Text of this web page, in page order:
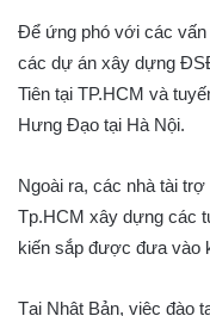
Để ứng phó với các vấn
các dự án xây dựng
Tiên tại TP.HCM và
Hưng Đạo tại Hà Nội.
Ngoài ra, các nhà tài
Tp.HCM xây dựng các
kiến sắp được đưa vào
Tại Nhật Bản, việc đào